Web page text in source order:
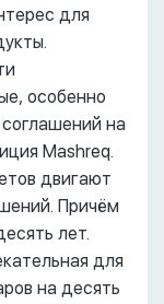
для
особенно
на
Mashreq.
двигают
Причём
лет.
для
на десять